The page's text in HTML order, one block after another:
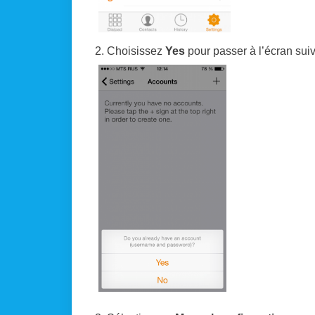
2. Choisissez Yes pour passer à l’écran